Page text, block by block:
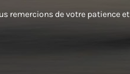
remercions de votre patience et